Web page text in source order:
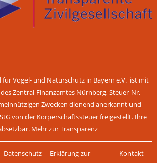
für Vogel- und Naturschutz in Bayern e.V. ist mit
Zentral-Finanzamtes Nürnberg, Steuer-Nr.
Zwecken dienend anerkannt und
von der Körperschaftssteuer freigestellt. Ihre
Mehr zur Transparenz
Datenschutz
Erklärung zur
Kontakt